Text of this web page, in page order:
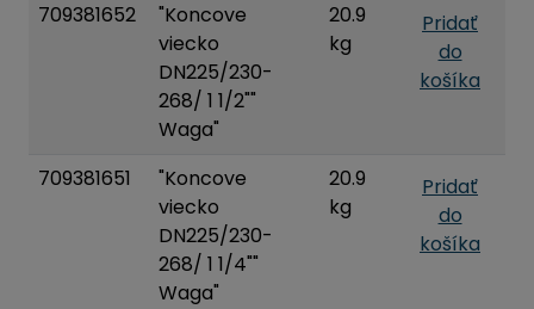
709381652
"Koncove
viecko
DN225/230-
268/ 1 1/2""
Waga"
20.9
kg
Pridať
do
košíka
709381651
"Koncove
viecko
DN225/230-
268/ 1 1/4""
Waga"
20.9
kg
Pridať
do
košíka